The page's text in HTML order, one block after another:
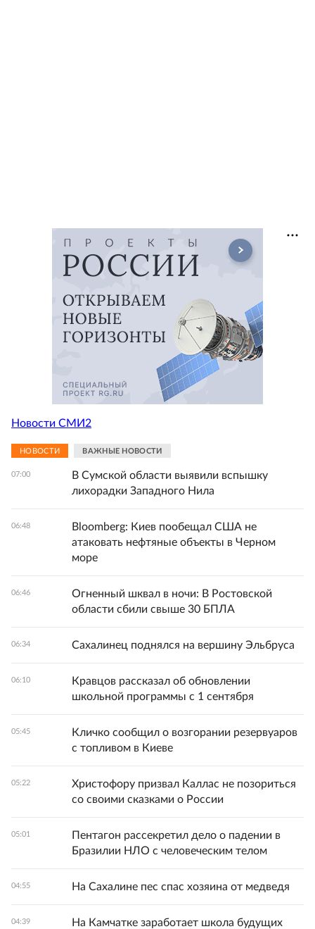
Новости СМИ2
НОВОСТИ ВАЖНЫЕ НОВОСТИ
07:00
В Сумской области выявили вспышку
лихорадки Западного Нила
06:48
Bloomberg: Киев пообещал США не
атаковать нефтяные объекты в Черном
море
06:46
Огненный шквал в ночи: В Ростовской
области сбили свыше 30 БПЛА
06:34 Сахалинец поднялся на вершину Эльбруса
06:10
Кравцов рассказал об обновлении
школьной программы с 1 сентября
05:45
Кличко сообщил о возгорании резервуаров
с топливом в Киеве
05:22
Христофору призвал Каллас не позориться
со своими сказками о России
05:01
Пентагон рассекретил дело о падении в
Бразилии НЛО с человеческим телом
04:55 На Сахалине пес спас хозяина от медведя
04:39
На Камчатке заработает школа будущих